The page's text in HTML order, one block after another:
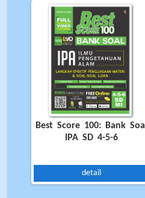
Best Score 100: Bank Soal
IPA SD 4-5-6
detail